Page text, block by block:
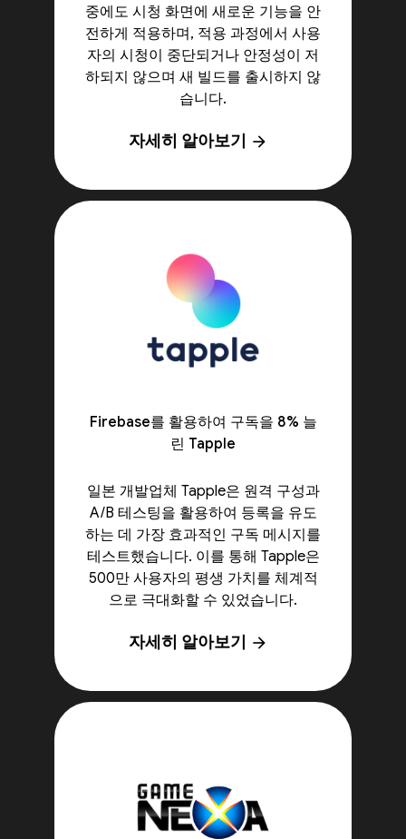
중에도 시청 화면에 새로운 기능을 안
전하게 적용하며, 적용 과정에서 사용
자의 시청이 중단되거나 안정성이 저
하되지 않으며 새 빌드를 출시하지 않
습니다.
자세히 알아보기 arrow_forward
Firebase를 활용하여 구독을 8% 늘
린 Tapple
일본 개발업체 Tapple은 원격 구성과
A/B 테스팅을 활용하여 등록을 유도
하는 데 가장 효과적인 구독 메시지를
테스트했습니다. 이를 통해 Tapple은
500만 사용자의 평생 가치를 체계적
으로 극대화할 수 있었습니다.
자세히 알아보기 arrow_forward